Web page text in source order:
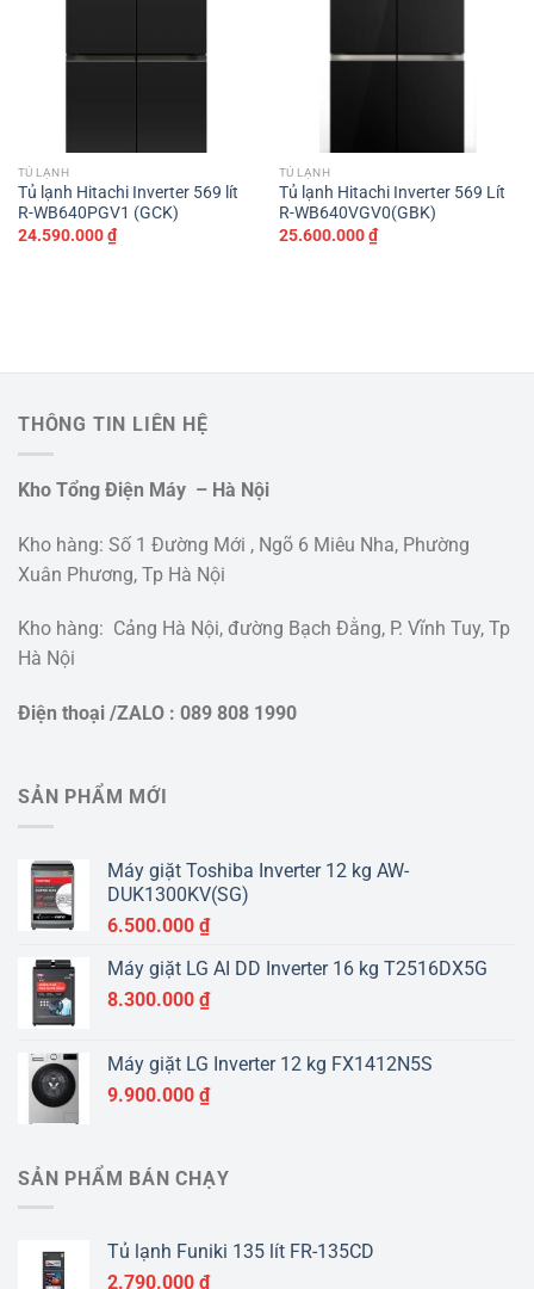
TỦ LẠNH
Tủ lạnh Hitachi Inverter 569 lít
R-WB640PGV1 (GCK)
24.590.000₫
TỦ LẠNH
Tủ lạnh Hitachi Inverter 569 Lít
R-WB640VGV0(GBK)
25.600.000₫
THÔNG TIN LIÊN HỆ
Kho Tổng Điện Máy – Hà Nội
Kho hàng: Số 1 Đường Mới , Ngõ 6 Miêu Nha, Phường
Xuân Phương, Tp Hà Nội
Kho hàng: Cảng Hà Nội, đường Bạch Đằng, P. Vĩnh Tuy, Tp
Hà Nội
Điện thoại /ZALO : 089 808 1990
SẢN PHẨM MỚI
Máy giặt Toshiba Inverter 12 kg AW-
DUK1300KV(SG)
6.500.000 ₫
Máy giặt LG AI DD Inverter 16 kg T2516DX5G
8.300.000 ₫
Máy giặt LG Inverter 12 kg FX1412N5S
9.900.000 ₫
SẢN PHẨM BÁN CHẠY
Tủ lạnh Funiki 135 lít FR-135CD
2.790.000 ₫